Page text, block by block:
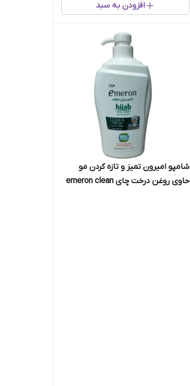
افزودن به سبد
شامپو امیرون تمیز و تازه کردن مو
حاوی روغن درخت چای emeron clean